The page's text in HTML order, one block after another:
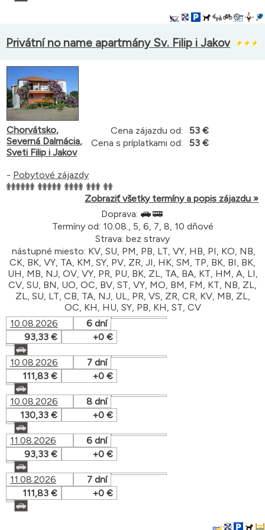
Privátní no name apartmány Sv. Filip i Jakov
Cena zájazdu od:
53 €
Cena s príplatkami od:
53 €
Chorvátsko,
Severná Dalmácia,
Sveti Filip i Jakov
- Pobytové zájazdy
Zobraziť všetky termíny a popis zájazdu »
Doprava:
Termíny od: 10.08., 5, 6, 7, 8, 10 dňové
Strava: bez stravy
nástupné miesto: KV, SU, PM, PB, LT, VY, HB, PI, KO, NB,
CK, BK, VY, TA, KM, SY, PV, ZR, JI, HK, SM, TP, BK, BI, BK,
UH, MB, NJ, OV, VY, PR, PU, BK, ZL, TA, BA, KT, HM, A, LI,
CV, SU, BN, UO, OC, BV, ST, VY, MO, BM, FM, KT, NB, ZL,
ZL, SU, LT, CB, TA, NJ, UL, PR, VS, ZR, CR, KV, MB, ZL,
OC, KH, HU, SY, PB, KH, ST, CV
10.08.2026
6 dní
93,33 €
+0 €
10.08.2026
7 dní
111,83 €
+0 €
10.08.2026
8 dní
130,33 €
+0 €
11.08.2026
6 dní
93,33 €
+0 €
11.08.2026
7 dní
111,83 €
+0 €